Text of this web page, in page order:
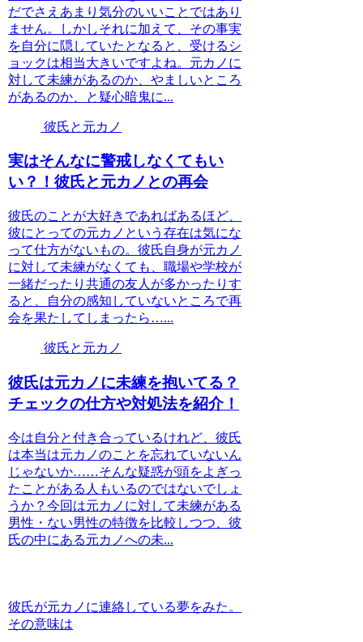
だでさえあまり気分のいいことではあり
ません。しかしそれに加えて、その事実
を自分に隠していたとなると、受けるシ
ョックは相当大きいですよね。元カノに
対して未練があるのか、やましいところ
があるのか、と疑心暗鬼に...
彼氏と元カノ
実はそんなに警戒しなくてもい
い？！彼氏と元カノとの再会
彼氏のことが大好きであればあるほど、
彼にとっての元カノという存在は気にな
って仕方がないもの。彼氏自身が元カノ
に対して未練がなくても、職場や学校が
一緒だったり共通の友人が多かったりす
ると、自分の感知していないところで再
会を果たしてしまったら…...
彼氏と元カノ
彼氏は元カノに未練を抱いてる？
チェックの仕方や対処法を紹介！
今は自分と付き合っているけれど、彼氏
は本当は元カノのことを忘れていないん
じゃないか……そんな疑惑が頭をよぎっ
たことがある人もいるのではないでしょ
うか？今回は元カノに対して未練がある
男性・ない男性の特徴を比較しつつ、彼
氏の中にある元カノへの未...
彼氏が元カノに連絡している夢をみた。
その意味は